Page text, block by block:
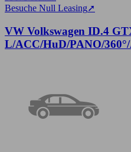
Besuche Null Leasing➚
VW Volkswagen ID.4
L/ACC/HuD/PANO/